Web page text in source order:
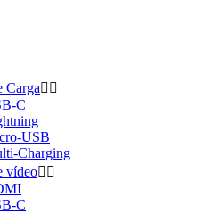
Carga 
C
USB
Charging
vídeo 
C